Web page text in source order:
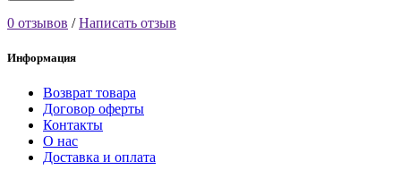
0 отзывов /Написать отзыв
Информация
Возврат товара
Договор оферты
Контакты
О нас
Доставка и оплата